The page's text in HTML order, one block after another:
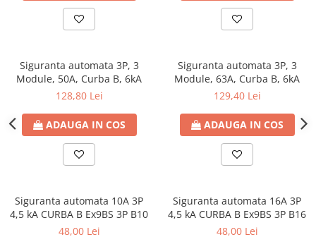
Siguranta automata 3P, 3
Module, 50A, Curba B, 6kA
128,80 Lei
ADAUGA IN COS
Siguranta automata 3P, 3
Module, 63A, Curba B, 6kA
129,40 Lei
ADAUGA IN COS
Siguranta automata 10A 3P
4,5 kA CURBA B Ex9BS 3P B10
48,00 Lei
Siguranta automata 16A 3P
4,5 kA CURBA B Ex9BS 3P B16
48,00 Lei